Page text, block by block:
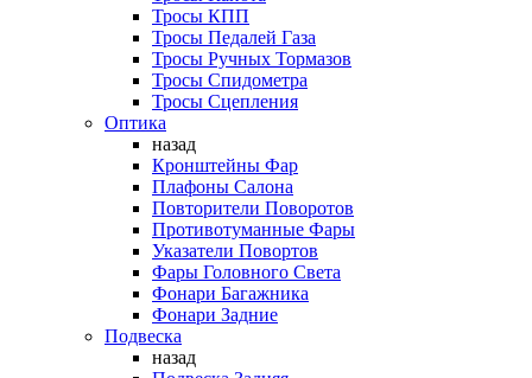
Тросы КПП
Тросы Педалей Газа
Тросы Ручных Тормазов
Тросы Спидометра
Тросы Сцепления
Оптика
назад
Кронштейны Фар
Плафоны Салона
Повторители Поворотов
Противотуманные Фары
Указатели Повортов
Фары Головного Света
Фонари Багажника
Фонари Задние
Подвеска
назад